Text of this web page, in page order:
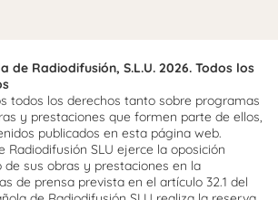
de Radiodifusión, S.L.U. 2026. Todos los
todos los derechos tanto sobre programas
y prestaciones que formen parte de ellos,
publicados en esta página web.
Radiodifusión SLU ejerce la oposición
sus obras y prestaciones en la
de prensa prevista en el artículo 32.1 del